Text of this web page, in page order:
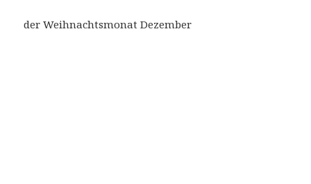
der Weihnachtsmonat Dezember